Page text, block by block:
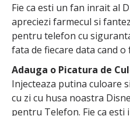
Fie ca esti un fan inrait al
apreciezi farmecul si
pentru telefon cu
fata de fiecare data cand o
Adauga o Picatura de
Injecteaza putina culoare
cu zi cu husa noastra
pentru Telefon. Fie ca esti